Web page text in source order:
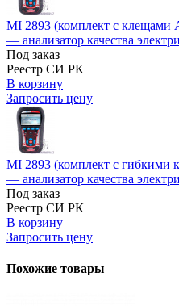
MI 2893 (комплект с клещами
— анализатор качества
Под заказ
Реестр СИ РК
В корзину
Запросить цену
MI 2893 (комплект с гибкими
— анализатор качества
Под заказ
Реестр СИ РК
В корзину
Запросить цену
Похожие товары